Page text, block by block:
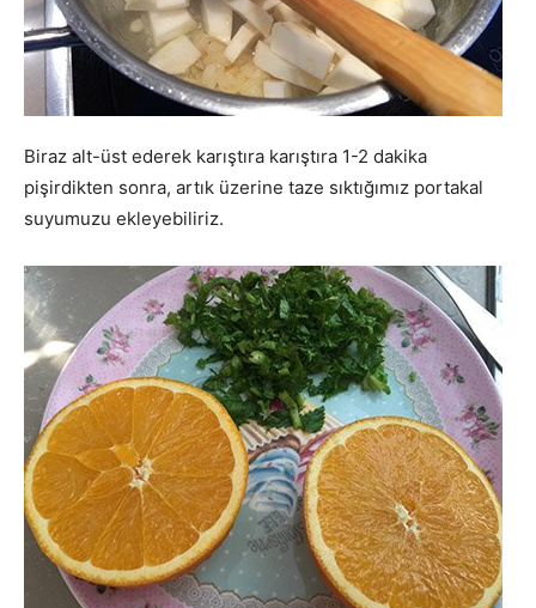
Biraz alt-üst ederek karıştıra karıştıra 1-2 dakika
pişirdikten sonra, artık üzerine taze sıktığımız portakal
suyumuzu ekleyebiliriz.